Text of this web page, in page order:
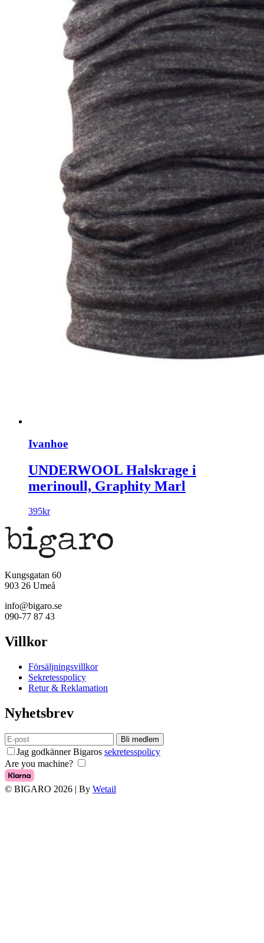
Ivanhoe
UNDERWOOL Halskrage i
merinoull, Graphity Marl
395kr
Kungsgatan 60
903 26 Umeå
info@bigaro.se
090-77 87 43
Villkor
Försäljningsvillkor
Sekretesspolicy
Retur & Reklamation
Nyhetsbrev
Bli medlem
Jag godkänner Bigaros sekretesspolicy
Are you machine?
© BIGARO 2026 | By Wetail